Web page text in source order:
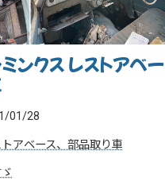
ンクス レストアベー
01/28
トアベース、部品取り車